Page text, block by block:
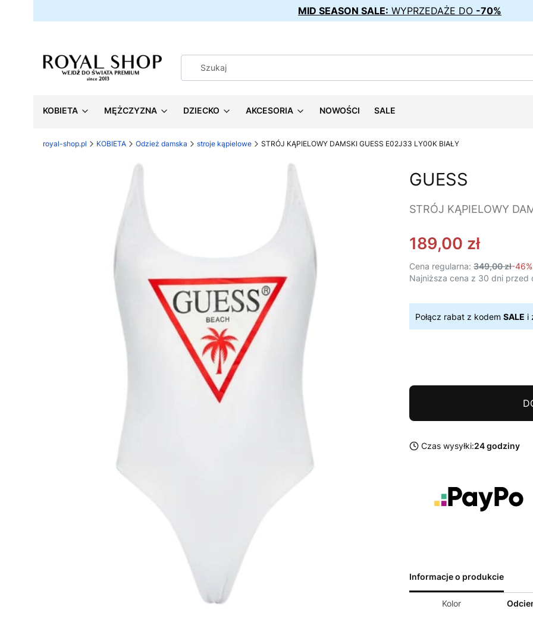
MID SEASON SALE: WYPRZEDAŻE DO -70%
KOBIETA MĘŻCZYZNA DZIECKO AKCESORIA NOWOŚCI SALE
royal-shop.pl KOBIETA Odzież damska stroje kąpielowe STRÓJ KĄPIELOWY DAMSKI GUESS E02J33 LY00K BIAŁY
GUESS
STRÓJ KĄPIELOWY
189,00 zł
Cena regularna: 349,00 zł-46%
Najniższa cena z 30 dni przed
Połącz rabat z kodem SALE i
Czas wysyłki:24 godziny
Informacje o produkcie
Kolor